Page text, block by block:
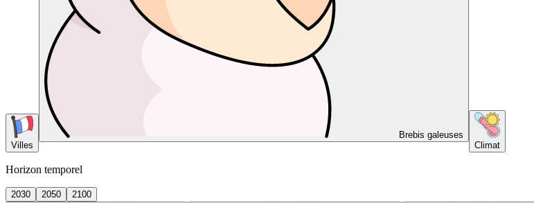
Villes
Brebis galeuses
Climat
Horizon temporel
2030 2050
2100